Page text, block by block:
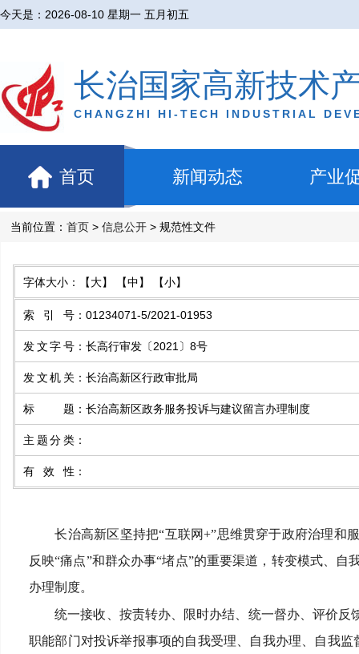
今天是： 2026-08-10 星期一 五月初五
长治国家高新技术
CHANGZHI HI-TECH INDUSTRIAL
首页 新闻动态 产业
当前位置： 首页 > 信息公开 > 规范性文件
字体大小： 【大】 【中】 【小】
索引号 ： 01234071-5/2021-01953
发文字号 ： 长高行审发〔2021〕8号
发文机关 ： 长治高新区行政审批局
标题 ： 长治高新区政务服务投诉与建议留言办理制度
主题分类 ：
有效性 ：
长治高新区坚持把“互联网+”思维贯穿于政府治理和
反映“痛点”和群众办事“堵点”的重要渠道，转变模式、
办理制度。
统一接收、按责转办、限时办结、统一督办、评价
职能部门对投诉举报事项的自我受理、自我办理、自我